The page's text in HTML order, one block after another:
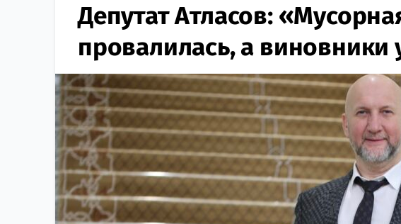
Депутат Атласов:
провалилась, а виновники